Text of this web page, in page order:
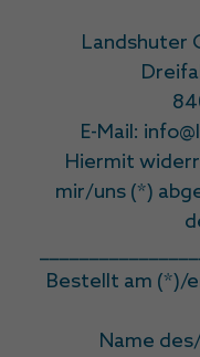
Landshuter
E-Mail:
Hiermit
mir/uns (*)
Bestellt am (*)/
Name